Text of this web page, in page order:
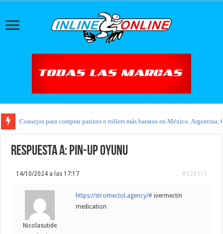
Consejos para comprar patines o rollers más baratos en México, Argentina,
Respuesta a: pin-up oyunu
14/10/2024 a las 17:17 #529315
Nicolasutide
https://stromectol.agency/# ivermectin
medication